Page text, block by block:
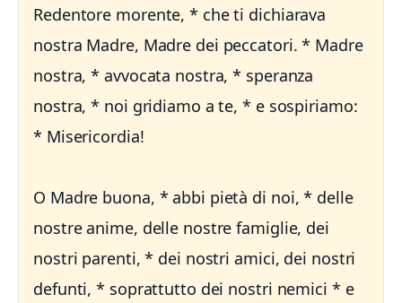
Redentore morente, * che ti dichiarava
nostra Madre, Madre dei peccatori. * Madre
nostra, * avvocata nostra, * speranza
nostra, * noi gridiamo a te, * e sospiriamo:
* Misericordia!
O Madre buona, * abbi pietà di noi, * delle
nostre anime, delle nostre famiglie, dei
nostri parenti, * dei nostri amici, dei nostri
defunti, * soprattutto dei nostri nemici * e